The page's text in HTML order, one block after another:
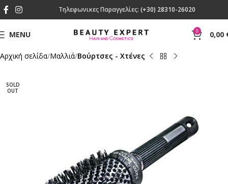
Τηλεφωνικες Παραγγελίες: (+30) 28310-26020
MENU 0 0,00
Αρχική σελίδα Μαλλιά Βούρτσες - Χτένες
SOLD
OUT